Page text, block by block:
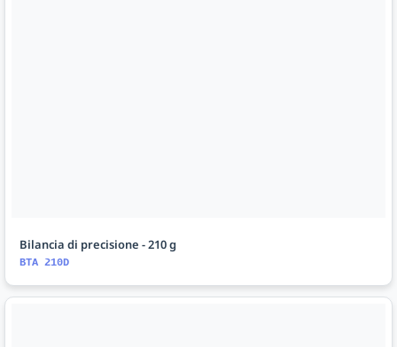
Bilancia di precisione - 210 g
BTA 210D